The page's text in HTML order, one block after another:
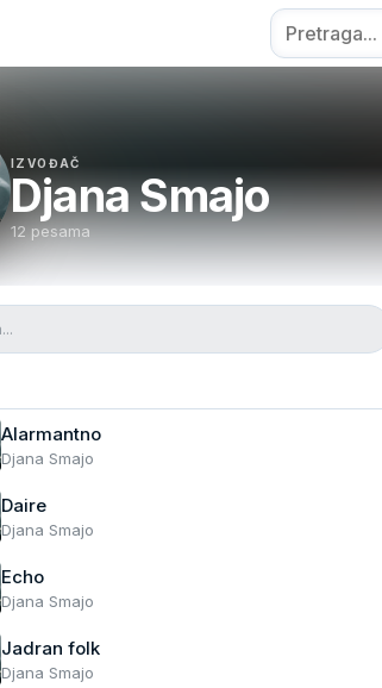
IZVOĐAČ
Djana Smajo
12 pesama
Alarmantno
Djana Smajo
Daire
Djana Smajo
Echo
Djana Smajo
Jadran folk
Djana Smajo